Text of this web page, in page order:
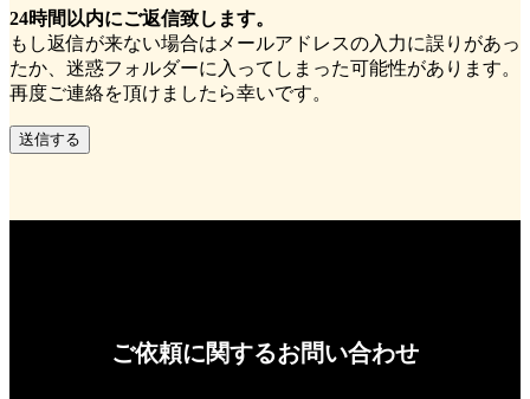
24時間以内にご返信致します。
もし返信が来ない場合はメールアドレスの入力に誤りがあっ
たか、迷惑フォルダーに入ってしまった可能性があります。
再度ご連絡を頂けましたら幸いです。
ご依頼に関するお問い合わせ